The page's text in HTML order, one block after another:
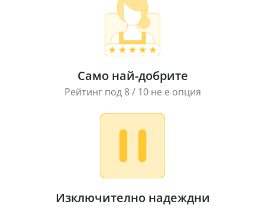
Само най-добрите
Рейтинг под 8 / 10 не е опция
Изключително надеждни